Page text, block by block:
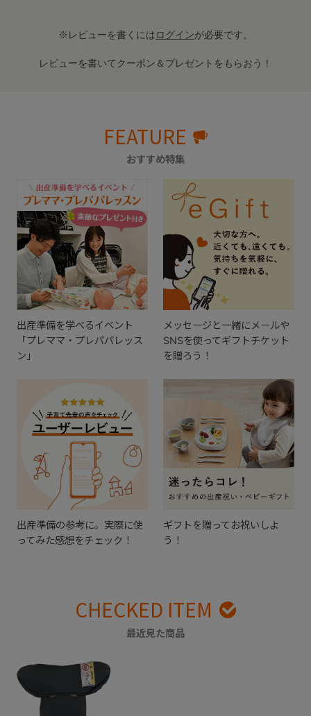
※レビューを書くにはログインが必要です。
レビューを書いてクーポン＆プレゼントをもらおう！
FEATURE
おすすめ特集
出産準備を学べるイベント
「プレママ・プレパパレッス
ン」
メッセージと一緒にメールや
SNSを使ってギフトチケット
を贈ろう！
出産準備の参考に。実際に使
ってみた感想をチェック！
ギフトを贈ってお祝いしよ
う！
CHECKED ITEM
最近見た商品